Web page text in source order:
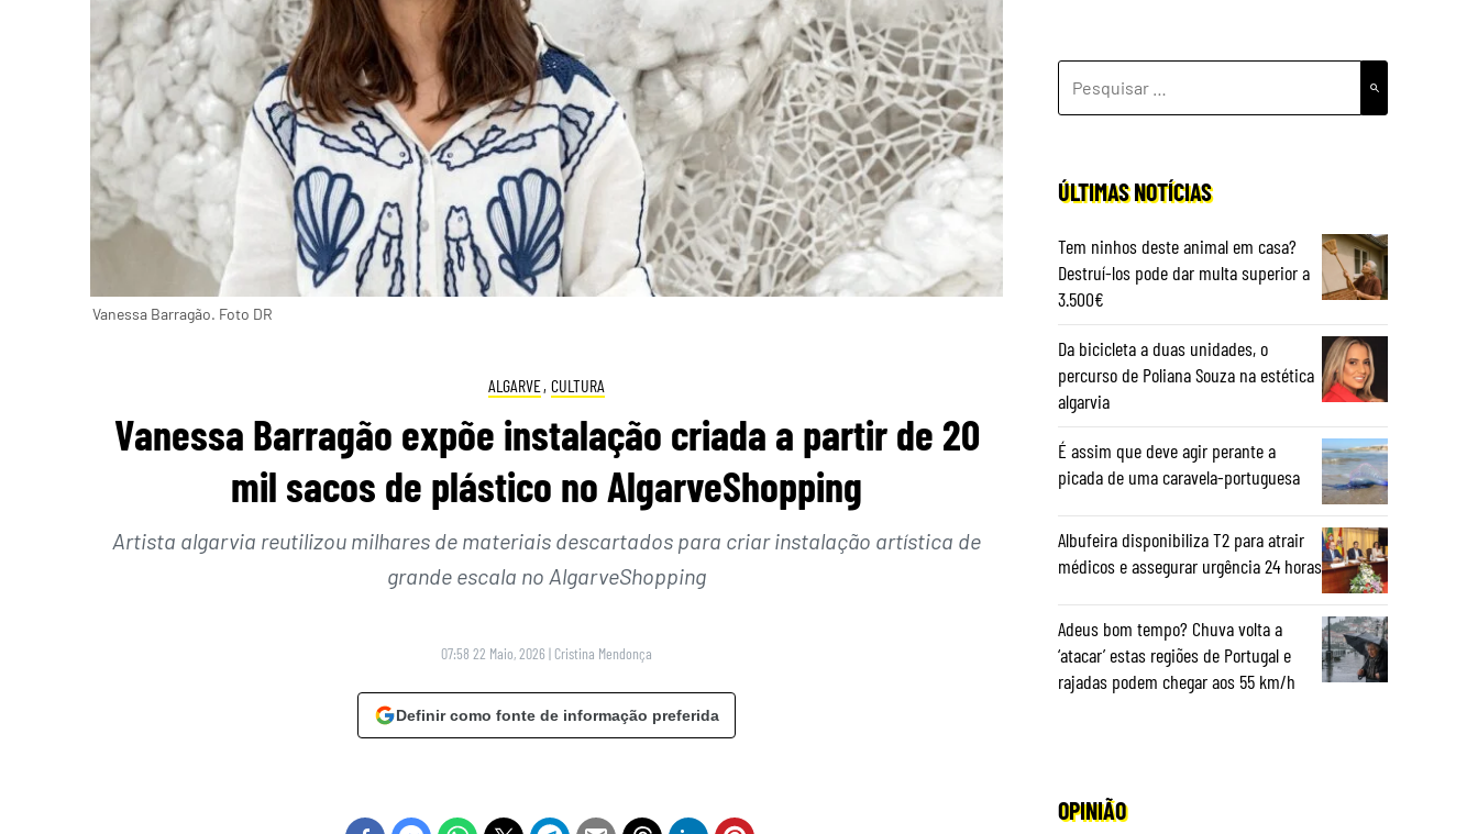
Vanessa Barragão. Foto DR
ALGARVE, CULTURA
Vanessa Barragão expõe instalação criada a partir de 20
mil sacos de plástico no AlgarveShopping
Artista algarvia reutilizou milhares de materiais descartados para criar instalação artística de
grande escala no AlgarveShopping
07:58 22 Maio, 2026 | Cristina Mendonça
Definir como fonte de informação preferida
POR:
ÚLTIMAS NOTÍCIAS
Tem ninhos deste animal em casa?
Destruí-los pode dar multa superior a
3.500€
Da bicicleta a duas unidades, o
percurso de Poliana Souza na estética
algarvia
É assim que deve agir perante a
picada de uma caravela-portuguesa
Albufeira disponibiliza T2 para atrair
médicos e assegurar urgência 24 horas
Adeus bom tempo? Chuva volta a
‘atacar’ estas regiões de Portugal e
rajadas podem chegar aos 55 km/h
OPINIÃO